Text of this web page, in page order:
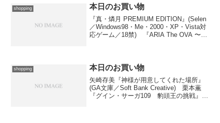
いて体裁...
shopping 本日のお買い物
『真・燐月 PREMIUM EDITION』(Selen
／Windows98・Me・2000・XP・Vista対
応ゲーム／18禁) 『ARIA The OVA 〜
shopping 本日のお買い物
矢崎存美『神様が用意してくれた場所』
(GA文庫／Soft Bank Creative) 栗本薫
『グイン・サーガ109 豹頭王の挑戦』